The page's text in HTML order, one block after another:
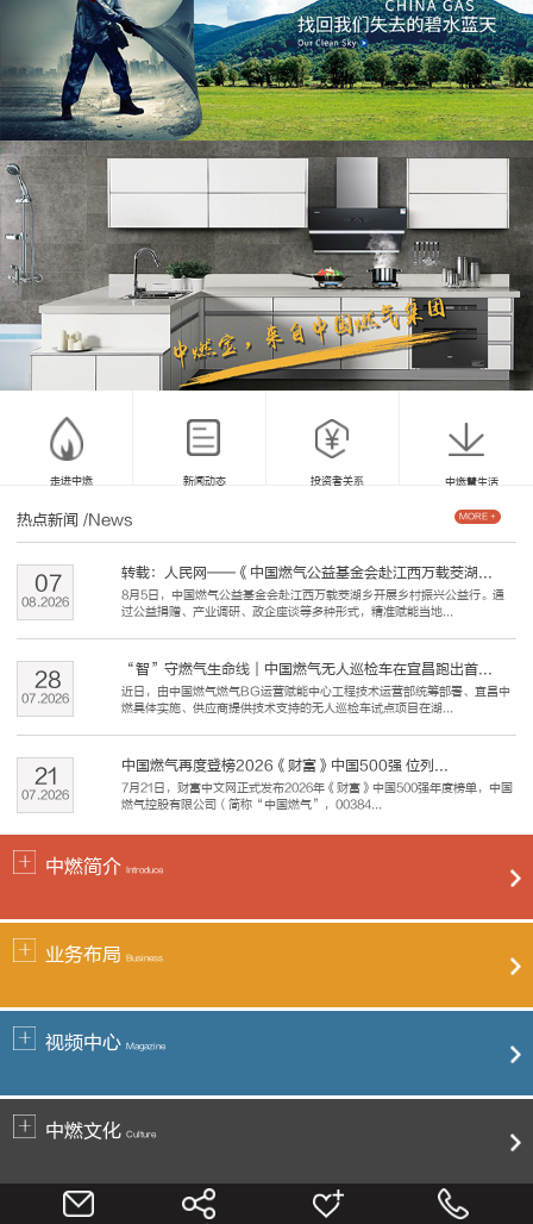
走进中燃 新闻动态 投资者关系 中燃慧生活
热点新闻 /News
转载：人民网——《中国燃气公益基金会赴江西万载茭湖...
8月5日，中国燃气公益基金会赴江西万载茭湖乡开展乡村振兴公益行。通
过公益捐赠、产业调研、政企座谈等多种形式，精准赋能当地...
08.2026
07
“智”守燃气生命线｜中国燃气无人巡检车在宜昌跑出首...
近日，由中国燃气燃气BG运营赋能中心工程技术运营部统筹部署、宜昌中
燃具体实施、供应商提供技术支持的无人巡检车试点项目在湖...
07.2026
28
中国燃气再度登榜2026《财富》中国500强 位列...
7月21日，财富中文网正式发布2026年《财富》中国500强年度榜单，中国
燃气控股有限公司（简称“中国燃气”，00384...
07.2026
21
MORE +
中燃简介 Introduce
业务布局 Business
视频中心 Magazine
中燃文化 Culture